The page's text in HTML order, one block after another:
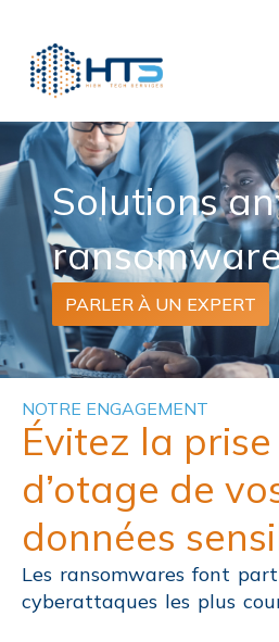
Solutions
PARLER À UN EXPERT
NOTRE ENGAGEMENT
Évitez la prise
d’otage de
données
Les ransomwares font
cyberattaques les plus